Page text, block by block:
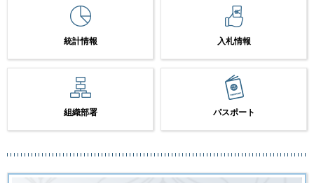
統計情報 入札情報
組織部署 パスポート